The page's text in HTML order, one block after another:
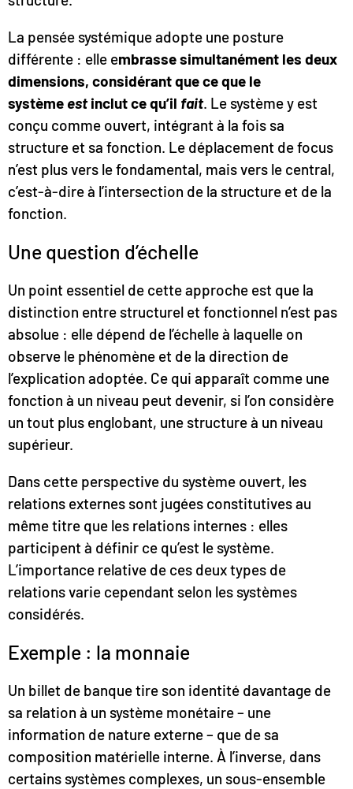
La pensée systémique adopte une posture
différente : elle embrasse simultanément les deux
dimensions, considérant que ce que le
système estinclut ce qu’il fait. Le système y est
conçu comme ouvert, intégrant à la fois sa
structure et sa fonction. Le déplacement de focus
n’est plus vers le fondamental, mais vers le central,
c’est-à-dire à l’intersection de la structure et de la
fonction.
Une question d’échelle
Un point essentiel de cette approche est que la
distinction entre structurel et fonctionnel n’est pas
absolue : elle dépend de l’échelle à laquelle on
observe le phénomène et de la direction de
l’explication adoptée. Ce qui apparaît comme une
fonction à un niveau peut devenir, si l’on considère
un tout plus englobant, une structure à un niveau
supérieur.
Dans cette perspective du système ouvert, les
relations externes sont jugées constitutives au
même titre que les relations internes : elles
participent à définir ce qu’est le système.
L’importance relative de ces deux types de
relations varie cependant selon les systèmes
considérés.
Exemple : la monnaie
Un billet de banque tire son identité davantage de
sa relation à un système monétaire – une
information de nature externe – que de sa
composition matérielle interne. À l’inverse, dans
certains systèmes complexes, un sous-ensemble